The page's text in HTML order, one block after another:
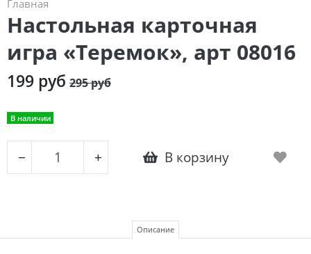
Главная
Настольная карточная
игра «Теремок», арт 08016
199 руб 295 руб
В наличии
− + В корзину
Описание